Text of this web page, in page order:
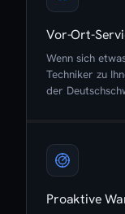
Vor-Ort-
Wenn sich
Techniker zu
der
Proaktive